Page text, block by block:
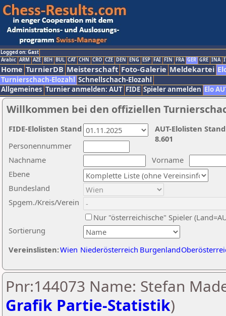
Logged on: Gast
Arabic ARM AZE BIH BUL CAT CHN CRO CZE DEN ENG ESP FAI FIN FRA GER GRE INA
Home TurnierDB Meisterschaft Foto-Galerie Meldekartei
Turnierschach-Elozahl Schnellschach-Elozahl
Allgemeines Turnier anmelden: AUT FIDE Spieler anmelden Elo
Willkommen bei den offiziellen
Nachname
Vorname
Ebene
Sortierung
Personennummer
Bundesland
Spgem./Kreis/Verein
Nur "österreichische" Spieler
Vereinslisten:Wien Niederösterreich Burgenland
AUT-Elolisten
8.601
FIDE-Elolisten Stand
Pnr:144073 Name: Stefan
Grafik Partie-Statistik)